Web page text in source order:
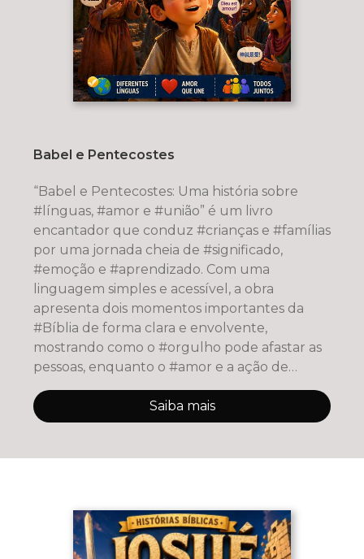
Babel e Pentecostes
“Babel e Pentecostes: Uma história sobre
#línguas, #amor e #união” é um livro
encantador que conduz #crianças e #famílias
por uma jornada cheia de #significado,
#emoção e #aprendizado. Com uma
linguagem simples e acessível, a obra
apresenta dois momentos importantes da
#Bíblia de forma clara e envolvente,
mostrando como o #orgulho pode afastar as
pessoas, enquanto o #amor e a ação de
Saiba mais